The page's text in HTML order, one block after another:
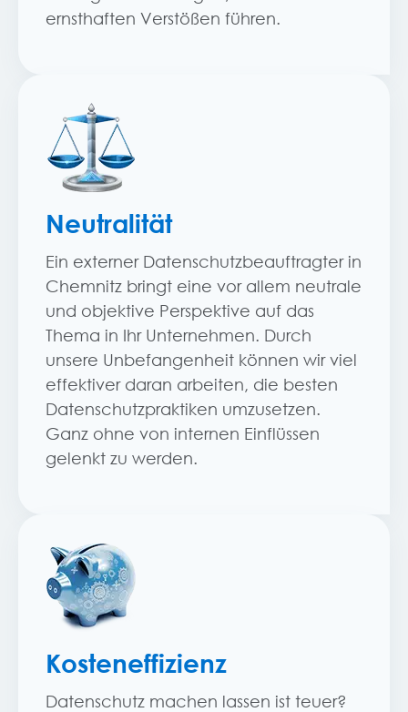
ernsthaften Verstößen führen.
Neutralität
Ein externer Datenschutzbeauftragter in
Chemnitz bringt eine vor allem neutrale
und objektive Perspektive auf das
Thema in Ihr Unternehmen. Durch
unsere Unbefangenheit können wir viel
effektiver daran arbeiten, die besten
Datenschutzpraktiken umzusetzen.
Ganz ohne von internen Einflüssen
gelenkt zu werden.
Kosteneffizienz
Datenschutz machen lassen ist teuer?